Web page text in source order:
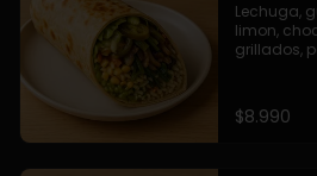
Lechuga,
limon,
grillados,
$8.990